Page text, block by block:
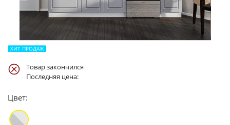
ХИТ ПРОДАЖ
Товар закончился
Последняя цена:
Цвет: